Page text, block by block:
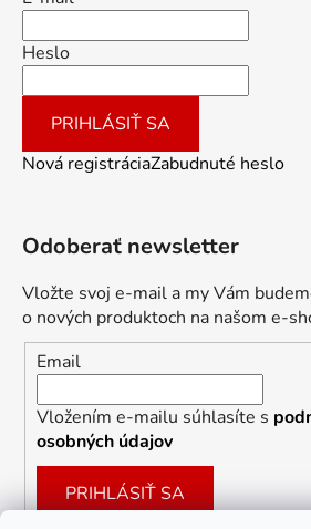
Heslo
PRIHLÁSIŤ SA
Nová registráciaZabudnuté heslo
Odoberať newsletter
Vložte svoj e-mail a my Vám
o nových produktoch na našom e-
Email
Vložením e-mailu súhlasíte s
osobných údajov
PRIHLÁSIŤ SA